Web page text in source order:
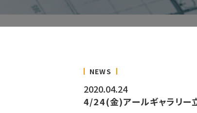
NEWS
2020.04.24
4/24(金)アールギャラリー